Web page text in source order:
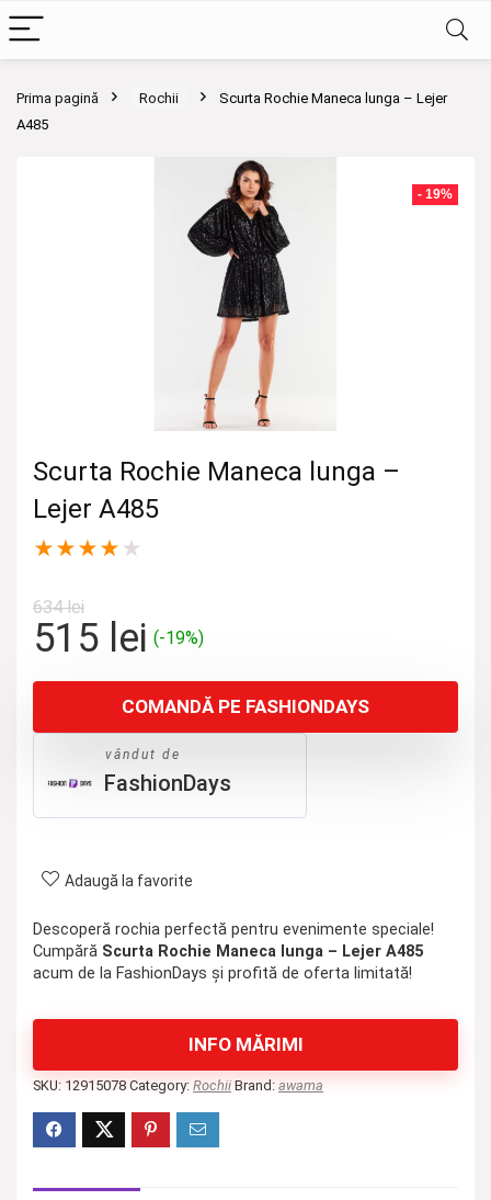
Prima pagină Rochii
Scurta Rochie Maneca lunga – Lejer
A485
- 19%
Scurta Rochie Maneca lunga –
Lejer A485
★★★★ ★
634lei
Prețul
a
fost:
634 lei.
515 leiPrețul
este:
515 lei.
(-19%)
COMANDĂ PE FASHIONDAYS
vândut de
FashionDays
Adaugă la favorite
Descoperă rochia perfectă pentru evenimente speciale!
Cumpără Scurta Rochie Maneca lunga – Lejer A485
acum de la FashionDays și profită de oferta limitată!
INFO MĂRIMI
SKU: 12915078 Category: Rochii Brand: awama